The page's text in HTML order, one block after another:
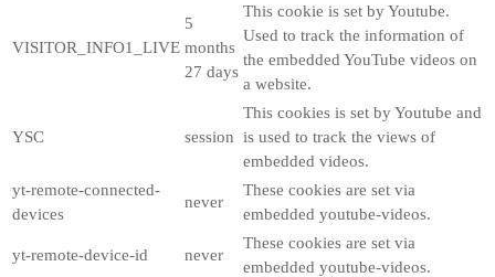
VISITOR_INFO1_LIVE
5
months
27 days
This cookie is set by Youtube.
Used to track the information of
the embedded YouTube videos on
a website.
YSC session
This cookies is set by Youtube and
is used to track the views of
embedded videos.
yt-remote-connected-
devices
never
These cookies are set via
embedded youtube-videos.
yt-remote-device-id never
These cookies are set via
embedded youtube-videos.